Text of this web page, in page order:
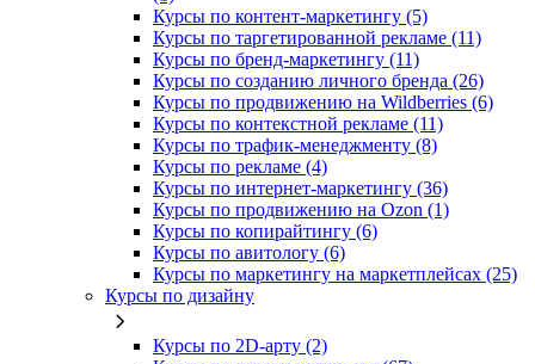
Курсы по контент-маркетингу (5)
Курсы по таргетированной рекламе (11)
Курсы по бренд-маркетингу (11)
Курсы по созданию личного бренда (26)
Курсы по продвижению на Wildberries (6)
Курсы по контекстной рекламе (11)
Курсы по трафик-менеджменту (8)
Курсы по рекламе (4)
Курсы по интернет-маркетингу (36)
Курсы по продвижению на Ozon (1)
Курсы по копирайтингу (6)
Курсы по авитологу (6)
Курсы по маркетингу на маркетплейсах (25)
Курсы по дизайну
Курсы по 2D‑арту (2)